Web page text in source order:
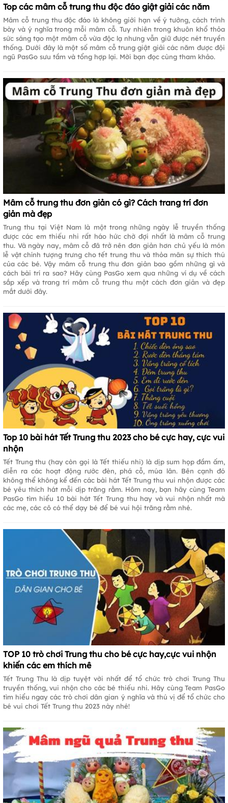
Top các mâm cỗ trung thu độc đáo giật giải các năm
Mâm cỗ trung thu độc đáo là không giới hạn về ý tưởng, cách trình
bày và ý nghĩa trong mỗi mâm cỗ. Tuy nhiên trong khuôn khổ thỏa
sức sáng tạo một mâm cỗ vừa độc lạ nhưng vẫn giữ được nét truyền
thống. Dưới đây là một số mâm cỗ trung giật giải các năm được đội
ngũ PasGo sưu tầm và tổng hợp lại. Mời bạn đọc cùng tham khảo.
Mâm cỗ trung thu đơn giản có gì? Cách trang trí đơn
giản mà đẹp
Trung thu tại Việt Nam là một trong những ngày lễ truyền thống
được các em thiếu nhi rất háo hức chờ đợi nhất là mâm cỗ trung
thu. Và ngày nay, mâm cỗ đã trở nên đơn giản hơn chủ yếu là món
lễ vật chính tượng trưng cho tết trung thu và thỏa mãn sự thích thú
của các bé. Vậy mâm cỗ trung thu đơn giản bao gồm những gì và
cách bài trí ra sao? Hãy cùng PasGo xem qua những ví dụ về cách
sắp xếp và trang trí mâm cỗ trung thu một cách đơn giản và đẹp
mắt dưới đây.
Top 10 bài hát Tết Trung thu 2023 cho bé cực hay, cực vui
nhộn
Tết Trung thu (hay còn gọi là Tết thiếu nhi) là dịp sum họp đầm ấm,
diễn ra các hoạt động rước đèn, phá cỗ, múa lân. Bên cạnh đó
không thể không kể đến các bài hát Tết Trung thu vui nhộn được các
bé yêu thích hát mỗi dịp trăng rằm. Hôm nay, bạn hãy cùng Team
PasGo tìm hiểu 10 bài hát Tết Trung thu hay và vui nhộn nhất mà
các mẹ, các cô có thể dạy bé để bé vui hội trăng rằm nhé.
TOP 10 trò chơi Trung thu cho bé cực hay,cực vui nhộn
khiến các em thích mê
Tết Trung Thu là dịp tuyệt vời nhất để tổ chức trò chơi Trung Thu
truyền thống, vui nhộn cho các bé thiếu nhi. Hãy cùng Team PasGo
tìm hiểu ngay các trò chơi dân gian ý nghĩa và thú vị để tổ chức cho
bé vui chơi Tết Trung thu 2023 này nhé!